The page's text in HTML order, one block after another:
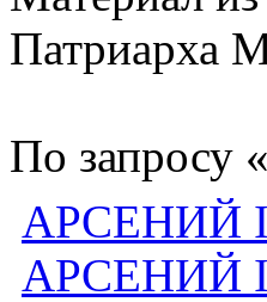
Патриарха
По запросу
АРСЕНИЙ
АРСЕНИЙ